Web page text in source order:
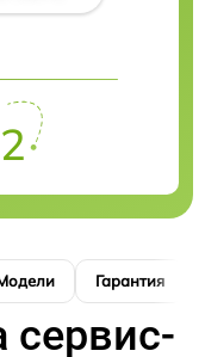
Гарантия